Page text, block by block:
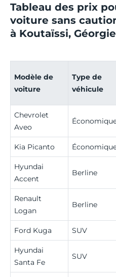
Tableau des prix
voiture sans
à Koutaïssi, Géorgie
Modèle de
voiture
Type de
véhicule
Chevrolet
Aveo
Kia Picanto
Hyundai
Accent
Berline
Renault
Logan
Berline
Ford Kuga SUV
Hyundai
Santa Fe
SUV